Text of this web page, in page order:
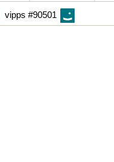
i
p
vipps #90501